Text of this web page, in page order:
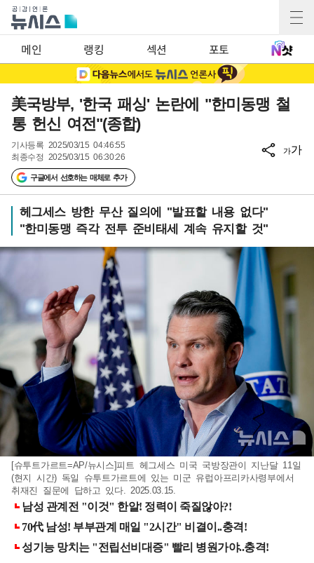
메인 랭킹 섹션 포토
美국방부, '한국 패싱' 논란에 "한미동맹 철
통 헌신 여전"(종합)
기사등록 2025/03/15 04:46:55
최종수정 2025/03/15 06:30:26
구글에서 선호하는 매체로 추가
가가
헤그세스 방한 무산 질의에 "발표할 내용 없다"
"한미동맹 즉각 전투 준비태세 계속 유지할 것"
[슈투트가르트=AP/뉴시스]피트 헤그세스 미국 국방장관이 지난달 11일
(현지 시간) 독일 슈투트가르트에 있는 미군 유럽아프리카사령부에서
취재진 질문에 답하고 있다. 2025.03.15.